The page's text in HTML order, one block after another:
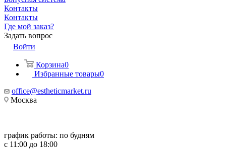
Контакты
Контакты
Где мой заказ?
Задать вопрос
Войти
Корзина0
Избранные товары0
office@estheticmarket.ru
Москва
график работы: по будням
с 11:00 до 18:00